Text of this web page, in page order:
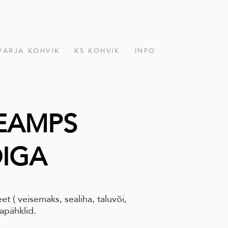
KOHVIK K5 KOHVIK INFO
( veisemaks, sealiha, taluvõi,